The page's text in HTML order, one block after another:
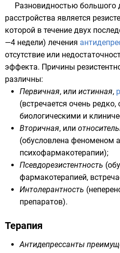
Разновидностью большого
расстройства является
которой в течение двух
—4 недели) лечения
отсутствие или
эффекта. Причины
различны:
Первичная, или истинная,
(встречается очень редко,
биологическими и
Вторичная, или
(обусловлена феноменом
психофармакотерапии);
Псевдорезистентность
фармакотерапией,
Интолерантность
препаратов).
Терапия
Антидепрессанты